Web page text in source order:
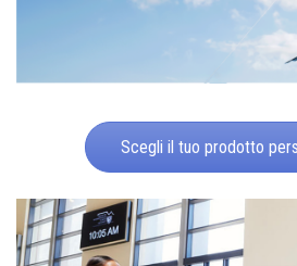
Scegli il tuo prodotto